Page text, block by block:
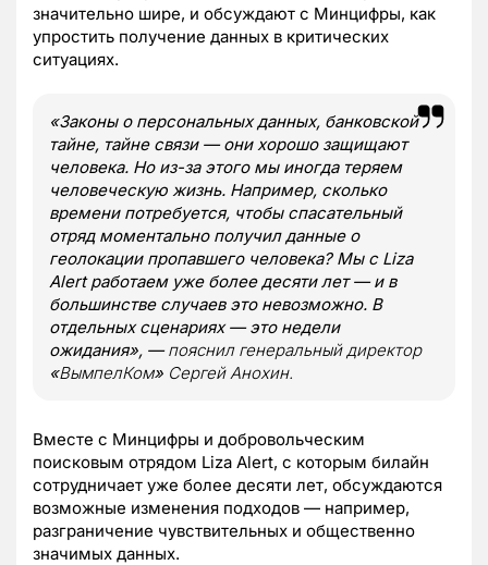
значительно шире, и обсуждают с Минцифры, как
упростить получение данных в критических
ситуациях.
«Законы о персональных данных, банковской
тайне, тайне связи — они хорошо защищают
человека. Но из-за этого мы иногда теряем
человеческую жизнь. Например, сколько
времени потребуется, чтобы спасательный
отряд моментально получил данные о
геолокации пропавшего человека? Мы с Liza
Alert работаем уже более десяти лет — и в
большинстве случаев это невозможно. В
отдельных сценариях — это недели
ожидания», —пояснил генеральный директор
«ВымпелКом» Сергей Анохин.
Вместе с Минцифры и добровольческим
поисковым отрядом Liza Alert, с которым билайн
сотрудничает уже более десяти лет, обсуждаются
возможные изменения подходов — например,
разграничение чувствительных и общественно
значимых данных.